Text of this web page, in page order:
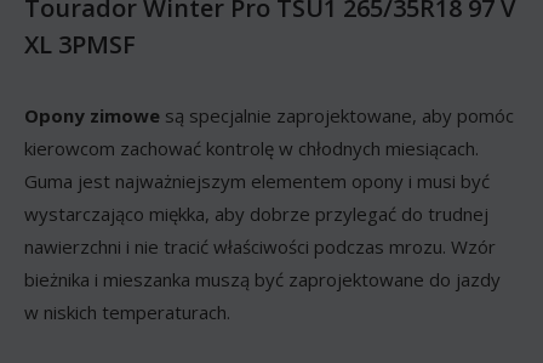
Tourador Winter Pro TSU1 265/35R18 97 V
XL 3PMSF
Opony zimowe są specjalnie zaprojektowane, aby pomóc
kierowcom zachować kontrolę w chłodnych miesiącach.
Guma jest najważniejszym elementem opony i musi być
wystarczająco miękka, aby dobrze przylegać do trudnej
nawierzchni i nie tracić właściwości podczas mrozu. Wzór
bieżnika i mieszanka muszą być zaprojektowane do jazdy
w niskich temperaturach.